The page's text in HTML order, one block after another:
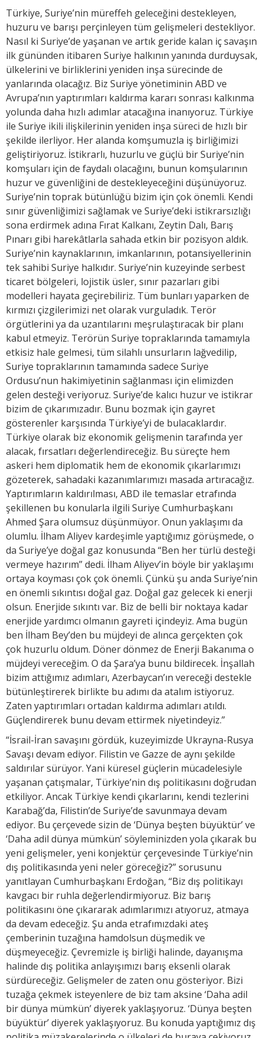
Türkiye, Suriye’nin müreffeh geleceğini destekleyen,
huzuru ve barışı perçinleyen tüm gelişmeleri destekliyor.
Nasıl ki Suriye’de yaşanan ve artık geride kalan iç savaşın
ilk gününden itibaren Suriye halkının yanında durduysak,
ülkelerini ve birliklerini yeniden inşa sürecinde de
yanlarında olacağız. Biz Suriye yönetiminin ABD ve
Avrupa’nın yaptırımları kaldırma kararı sonrası kalkınma
yolunda daha hızlı adımlar atacağına inanıyoruz. Türkiye
ile Suriye ikili ilişkilerinin yeniden inşa süreci de hızlı bir
şekilde ilerliyor. Her alanda komşumuzla iş birliğimizi
geliştiriyoruz. İstikrarlı, huzurlu ve güçlü bir Suriye’nin
komşuları için de faydalı olacağını, bunun komşularının
huzur ve güvenliğini de destekleyeceğini düşünüyoruz.
Suriye’nin toprak bütünlüğü bizim için çok önemli. Kendi
sınır güvenliğimizi sağlamak ve Suriye’deki istikrarsızlığı
sona erdirmek adına Fırat Kalkanı, Zeytin Dalı, Barış
Pınarı gibi harekâtlarla sahada etkin bir pozisyon aldık.
Suriye’nin kaynaklarının, imkanlarının, potansiyellerinin
tek sahibi Suriye halkıdır. Suriye’nin kuzeyinde serbest
ticaret bölgeleri, lojistik üsler, sınır pazarları gibi
modelleri hayata geçirebiliriz. Tüm bunları yaparken de
kırmızı çizgilerimizi net olarak vurguladık. Terör
örgütlerini ya da uzantılarını meşrulaştıracak bir planı
kabul etmeyiz. Terörün Suriye topraklarında tamamıyla
etkisiz hale gelmesi, tüm silahlı unsurların lağvedilip,
Suriye topraklarının tamamında sadece Suriye
Ordusu’nun hakimiyetinin sağlanması için elimizden
gelen desteği veriyoruz. Suriye’de kalıcı huzur ve istikrar
bizim de çıkarımızadır. Bunu bozmak için gayret
gösterenler karşısında Türkiye’yi de bulacaklardır.
Türkiye olarak biz ekonomik gelişmenin tarafında yer
alacak, fırsatları değerlendireceğiz. Bu süreçte hem
askeri hem diplomatik hem de ekonomik çıkarlarımızı
gözeterek, sahadaki kazanımlarımızı masada artıracağız.
Yaptırımların kaldırılması, ABD ile temaslar etrafında
şekillenen bu konularla ilgili Suriye Cumhurbaşkanı
Ahmed Şara olumsuz düşünmüyor. Onun yaklaşımı da
olumlu. İlham Aliyev kardeşimle yaptığımız görüşmede, o
da Suriye’ye doğal gaz konusunda “Ben her türlü desteği
vermeye hazırım” dedi. İlham Aliyev’in böyle bir yaklaşımı
ortaya koyması çok çok önemli. Çünkü şu anda Suriye’nin
en önemli sıkıntısı doğal gaz. Doğal gaz gelecek ki enerji
olsun. Enerjide sıkıntı var. Biz de belli bir noktaya kadar
enerjide yardımcı olmanın gayreti içindeyiz. Ama bugün
ben İlham Bey’den bu müjdeyi de alınca gerçekten çok
çok huzurlu oldum. Döner dönmez de Enerji Bakanıma o
müjdeyi vereceğim. O da Şara’ya bunu bildirecek. İnşallah
bizim attığımız adımları, Azerbaycan’ın vereceği destekle
bütünleştirerek birlikte bu adımı da atalım istiyoruz.
Zaten yaptırımları ortadan kaldırma adımları atıldı.
Güçlendirerek bunu devam ettirmek niyetindeyiz.”
“İsrail-İran savaşını gördük, kuzeyimizde Ukrayna-Rusya
Savaşı devam ediyor. Filistin ve Gazze de aynı şekilde
saldırılar sürüyor. Yani küresel güçlerin mücadelesiyle
yaşanan çatışmalar, Türkiye’nin dış politikasını doğrudan
etkiliyor. Ancak Türkiye kendi çıkarlarını, kendi tezlerini
Karabağ’da, Filistin’de Suriye’de savunmaya devam
ediyor. Bu çerçevede sizin de ‘Dünya beşten büyüktür’ ve
‘Daha adil dünya mümkün’ söyleminizden yola çıkarak bu
yeni gelişmeler, yeni konjektür çerçevesinde Türkiye’nin
dış politikasında yeni neler göreceğiz?” sorusunu
yanıtlayan Cumhurbaşkanı Erdoğan, “Biz dış politikayı
kavgacı bir ruhla değerlendirmiyoruz. Biz barış
politikasını öne çıkararak adımlarımızı atıyoruz, atmaya
da devam edeceğiz. Şu anda etrafımızdaki ateş
çemberinin tuzağına hamdolsun düşmedik ve
düşmeyeceğiz. Çevremizle iş birliği halinde, dayanışma
halinde dış politika anlayışımızı barış eksenli olarak
sürdüreceğiz. Gelişmeler de zaten onu gösteriyor. Bizi
tuzağa çekmek isteyenlere de biz tam aksine ‘Daha adil
bir dünya mümkün’ diyerek yaklaşıyoruz. ‘Dünya beşten
büyüktür’ diyerek yaklaşıyoruz. Bu konuda yaptığımız dış